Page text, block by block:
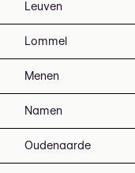
Leuven
Lommel
Menen
Namen
Oudenaarde